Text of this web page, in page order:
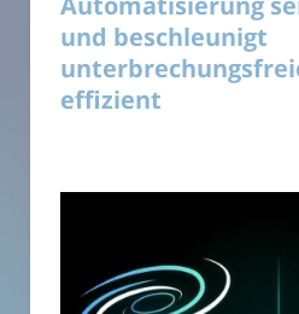
und beschleunigt
effizient